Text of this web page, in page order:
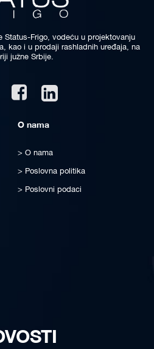
Status-Frigo, vodeću u projektovanju
kao i u prodaji rashladnih uređaja, na
južne Srbije.
Facebook
O nama
O nama
Poslovna politika
Poslovni podaci